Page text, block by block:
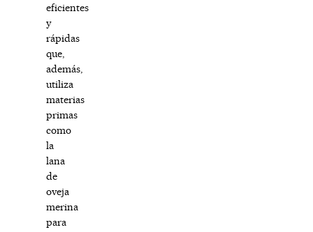
eficientes
y
rápidas
que,
además,
utiliza
materias
primas
como
la
lana
de
oveja
merina
para